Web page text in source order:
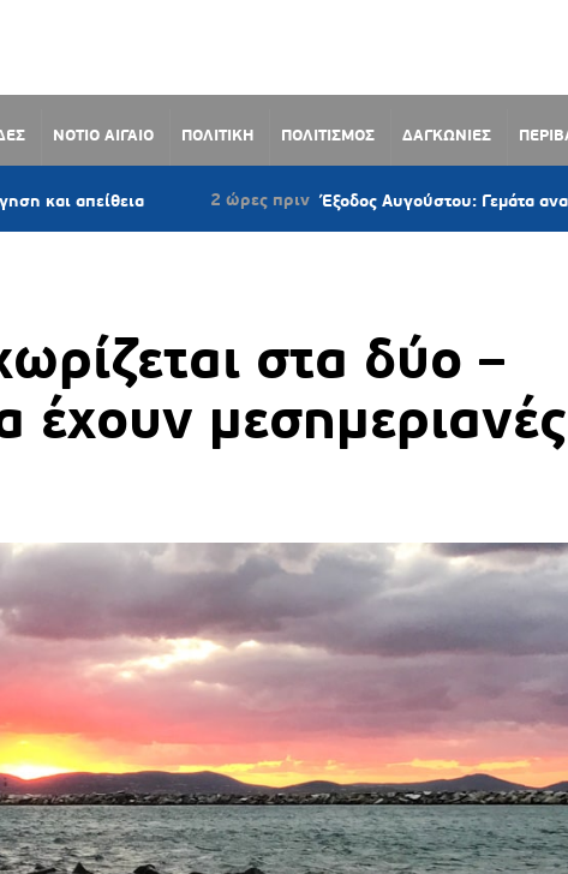
ΝΟΤΙΟ ΑΙΓΑΙΟ ΠΟΛΙΤΙΚΗ ΠΟΛΙΤΙΣΜΟΣ ΔΑΓΚΩΝΙΕΣ
2 ώρες πριν Έξοδος Αυγούστου: Γεμάτα αναχωρούν τα
στα δύο –
έχουν μεσημεριανές